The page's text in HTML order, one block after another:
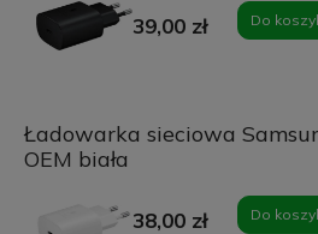
39,00 zł Do
Ładowarka sieciowa
OEM biała
38,00 zł Do